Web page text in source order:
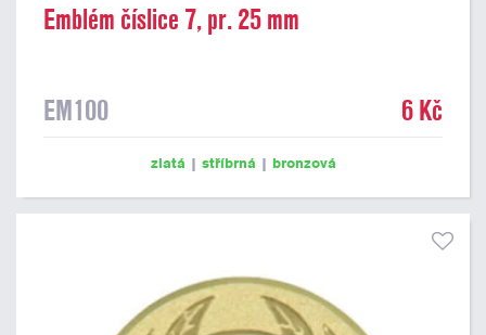
Emblém číslice 7, pr. 25 mm
EM100 6 Kč
zlatá | stříbrná | bronzová